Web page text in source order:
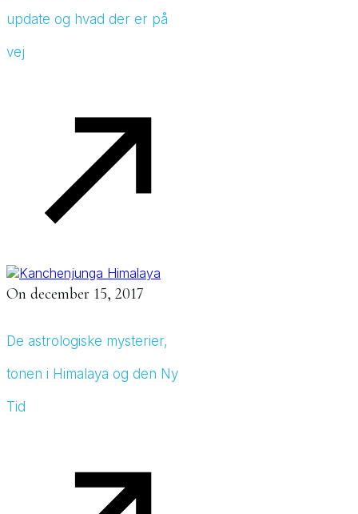
update og hvad der er på
vej
On december 15, 2017
De astrologiske mysterier,
tonen i Himalaya og den Ny
Tid